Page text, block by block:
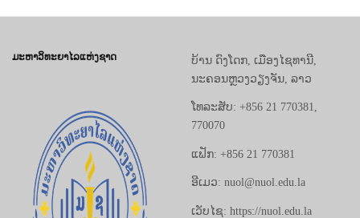
ມະຫາວິທະຍາໄລແຫ່ງຊາດ
ບ້ານ ດົງໂດກ, ເມືອງໄຊທານີ,
ນະຄອນຫຼວງວຽງຈັນ, ລາວ
ໂທລະສັບ: +856 21 770381,
770070
ແຟັກ: +856 21 770381
ອີເມວ: nuol@nuol.edu.la
ເວັບໄຊ: https://nuol.edu.la